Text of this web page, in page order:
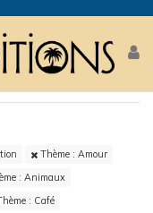
Thème : Amour
: Animaux
: Café